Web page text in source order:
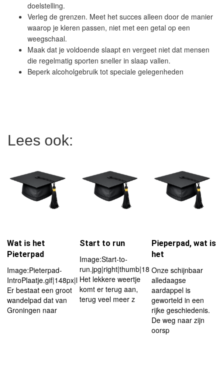
doelstelling.
Verleg de grenzen. Meet het succes alleen door de manier
waarop je kleren passen, niet met een getal op een
weegschaal.
Maak dat je voldoende slaapt en vergeet niet dat mensen
die regelmatig sporten sneller in slaap vallen.
Beperk alcoholgebruik tot speciale gelegenheden
Lees ook:
Wat is het
Pieterpad
Image:Pieterpad-
IntroPlaatje.gif|148px|left
Er bestaat een groot
wandelpad dat van
Groningen naar
Start to run
Image:Start-to-
run.jpg|right|thumb|180px
Het lekkere weertje
komt er terug aan,
terug veel meer z
Pieperpad, wat is
het
Onze schijnbaar
alledaagse
aardappel is
geworteld in een
rijke geschiedenis.
De weg naar zijn
oorsp